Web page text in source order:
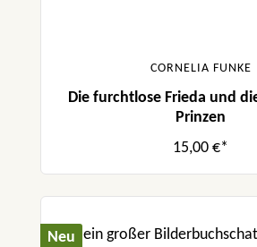
CORNELIA FUNKE
Die furchtlose Frieda und
Prinzen
15,00 €*
Neu